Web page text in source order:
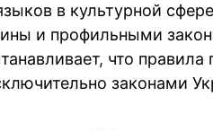
в культурной
и профильными
что
законами